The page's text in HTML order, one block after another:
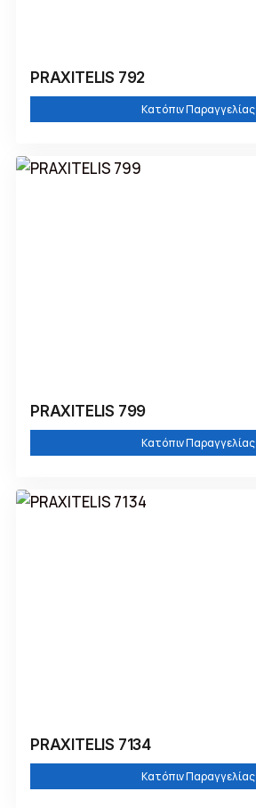
PRAXITELIS 792
Κατόπιν Παραγγελίας
PRAXITELIS 799
Κατόπιν Παραγγελίας
PRAXITELIS 7134
Κατόπιν Παραγγελίας